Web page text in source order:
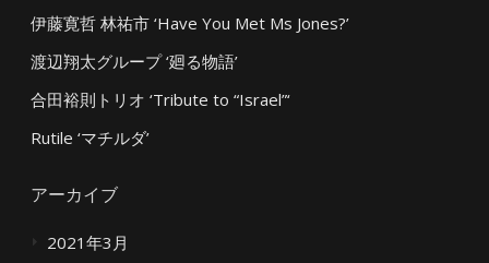
伊藤寛哲 林祐市 ‘Have You Met Ms Jones?’
渡辺翔太グループ ‘廻る物語’
合田裕則トリオ ‘Tribute to “Israel”‘
Rutile ‘マチルダ’
アーカイブ
2021年3月